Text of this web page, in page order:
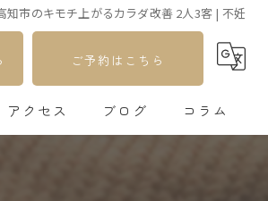
知市のキモチ上がるカラダ改善 2人3客 | 不妊
ご予約はこちら
アクセス ブログ コラム